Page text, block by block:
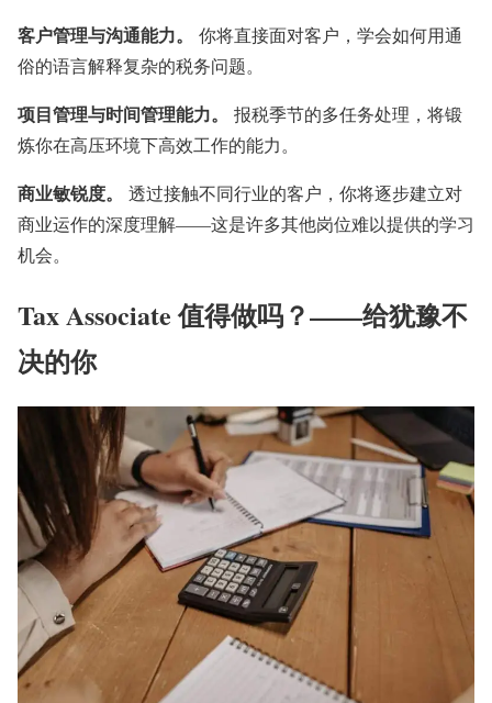
客户管理与沟通能力。
你将直接面对客户，学会如何用通
俗的语言解释复杂的税务问题。
项目管理与时间管理能力。
报税季节的多任务处理，将锻
炼你在高压环境下高效工作的能力。
商业敏锐度。
透过接触不同行业的客户，你将逐步建立对
商业运作的深度理解——这是许多其他岗位难以提供的学习
机会。
Tax Associate 值得做吗？——给犹豫不
决的你